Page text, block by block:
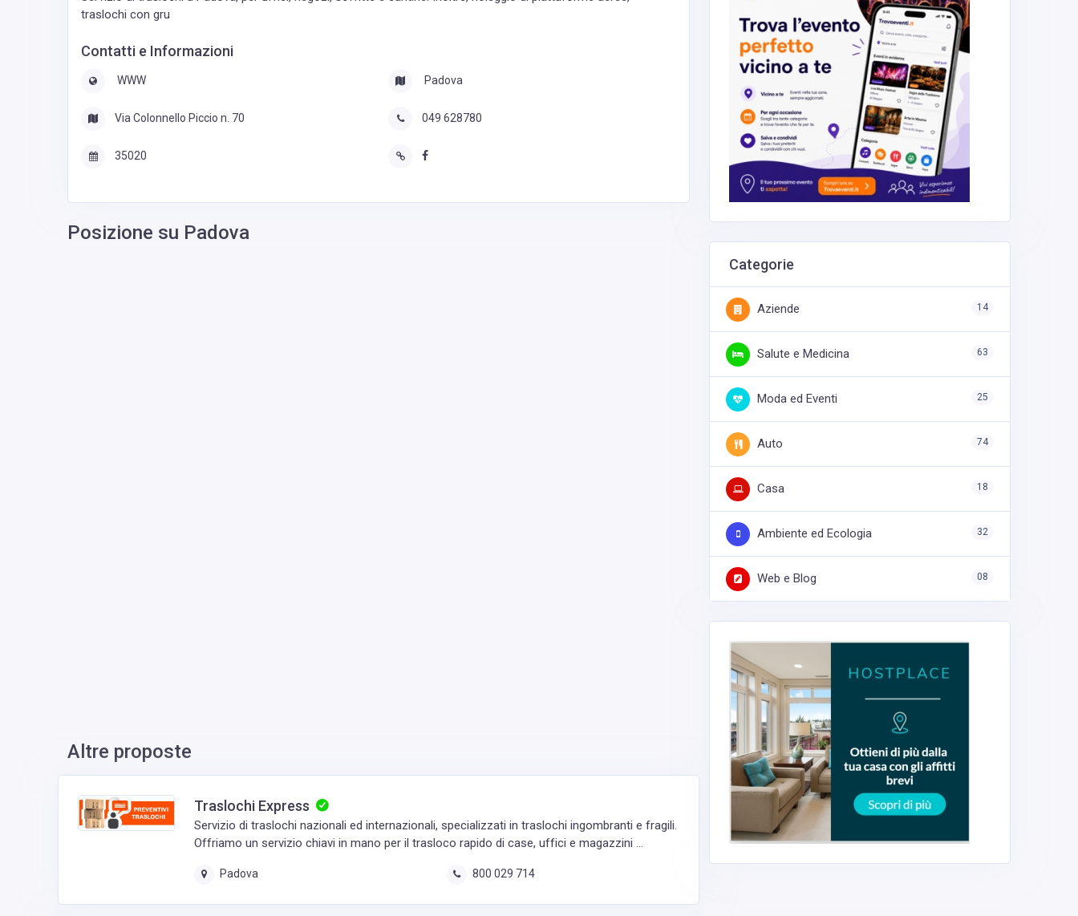
traslochi con gru
Contatti e Informazioni
WWW
Via Colonnello Piccio n. 70
35020
Padova
049 628780
Posizione su Padova
Altre proposte
Traslochi Express
Servizio di traslochi nazionali ed internazionali, specializzati in traslochi ingombranti e fragili.
Offriamo un servizio chiavi in mano per il trasloco rapido di case, uffici e magazzini ...
Padova 800 029 714
Categorie
Aziende 14
Salute e Medicina 63
Moda ed Eventi 25
Auto 74
Casa 18
Ambiente ed Ecologia 32
Web e Blog 08